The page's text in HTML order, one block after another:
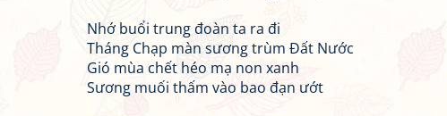
Nhớ buổi trung đoàn ta ra đi
Tháng Chạp màn sương trùm Đất Nước
Gió mùa chết héo mạ non xanh
Sương muối thấm vào bao đạn ướt